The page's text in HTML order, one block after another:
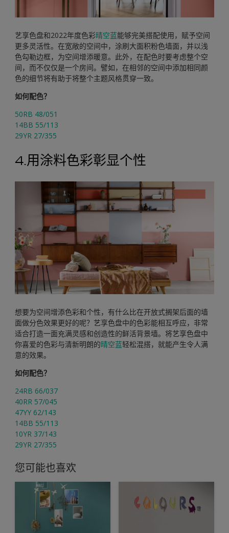
艺享色盘和2022年度色彩晴空蓝能够完美搭配使用，赋予空间
更多灵活性。在宽敞的空间中，涂刷大面积粉色墙面，并以浅
色勾勒边框，为空间增添暖意。此外，在配色时要考虑整个空
间，而不仅仅是一个房间。譬如，在相邻的空间中添加相同颜
色的细节将有助于将整个主题风格贯穿一致。
如何配色？
50RB 48/051
14BB 55/113
29YR 27/355
4.用涂料色彩彰显个性
想要为空间增添色彩和个性，有什么比在开放式搁架后面的墙
面做分色效果更好的呢？艺享色盘中的色彩能相互呼应，非常
适合打造一面充满灵感和创造性的鲜活背景墙。将艺享色盘中
你喜爱的色彩与清新明朗的晴空蓝轻松混搭，就能产生令人满
意的效果。
如何配色？
24RB 66/037
40RR 57/045
47YY 62/143
14BB 55/113
10YR 37/143
29YR 27/355
您可能也喜欢